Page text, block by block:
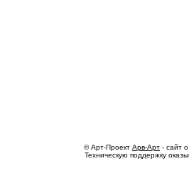
© Арт-Проект Арв-Арт - сайт
Техническую поддержку